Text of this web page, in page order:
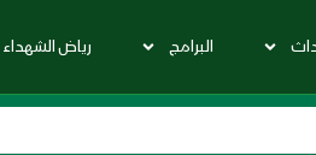
البرامج رياض الشهداء